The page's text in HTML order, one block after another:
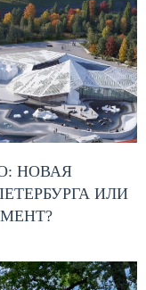
НОВАЯ
ИЛИ